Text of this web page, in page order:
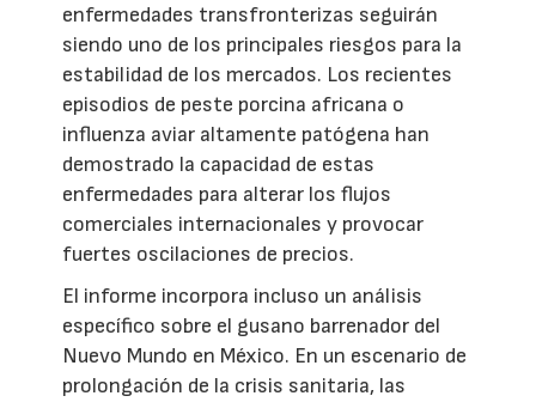
enfermedades transfronterizas seguirán
siendo uno de los principales riesgos para la
estabilidad de los mercados. Los recientes
episodios de peste porcina africana o
influenza aviar altamente patógena han
demostrado la capacidad de estas
enfermedades para alterar los flujos
comerciales internacionales y provocar
fuertes oscilaciones de precios.
El informe incorpora incluso un análisis
específico sobre el gusano barrenador del
Nuevo Mundo en México. En un escenario de
prolongación de la crisis sanitaria, las